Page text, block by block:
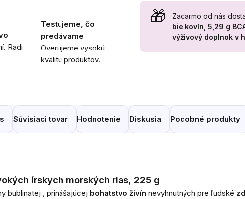
Radi
Testujeme, čo
predávame
Overujeme vysokú
kvalitu produktov.
Zadarmo od nás
bielkovín, 5,29 g
výživový doplnok v
Súvisiaci tovar Hodnotenie Diskusia Podobné produkty
írskych morských rias, 225 g
bublinatej , prinášajúcej bohatstvo živín nevyhnutných pre ľudské